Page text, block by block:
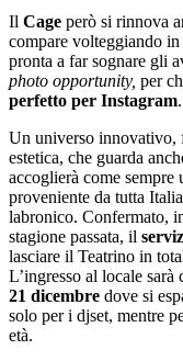
Il Cage però si rinnova
compare volteggiando in
pronta a far sognare gli
photo opportunity, per
perfetto per Instagram.
Un universo innovativo,
estetica, che guarda
accoglierà come
proveniente da tutta
labronico. Confermato,
stagione passata, il
lasciare il Teatrino in
L’ingresso al locale
21 dicembre dove si
solo per i djset, mentre
età.